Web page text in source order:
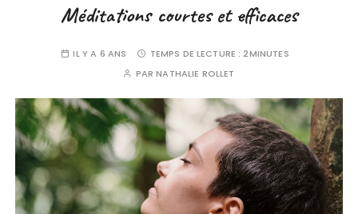
Méditations courtes et efficaces
IL Y A 6 ANS TEMPS DE LECTURE :2MINUTES
PARNATHALIE ROLLET